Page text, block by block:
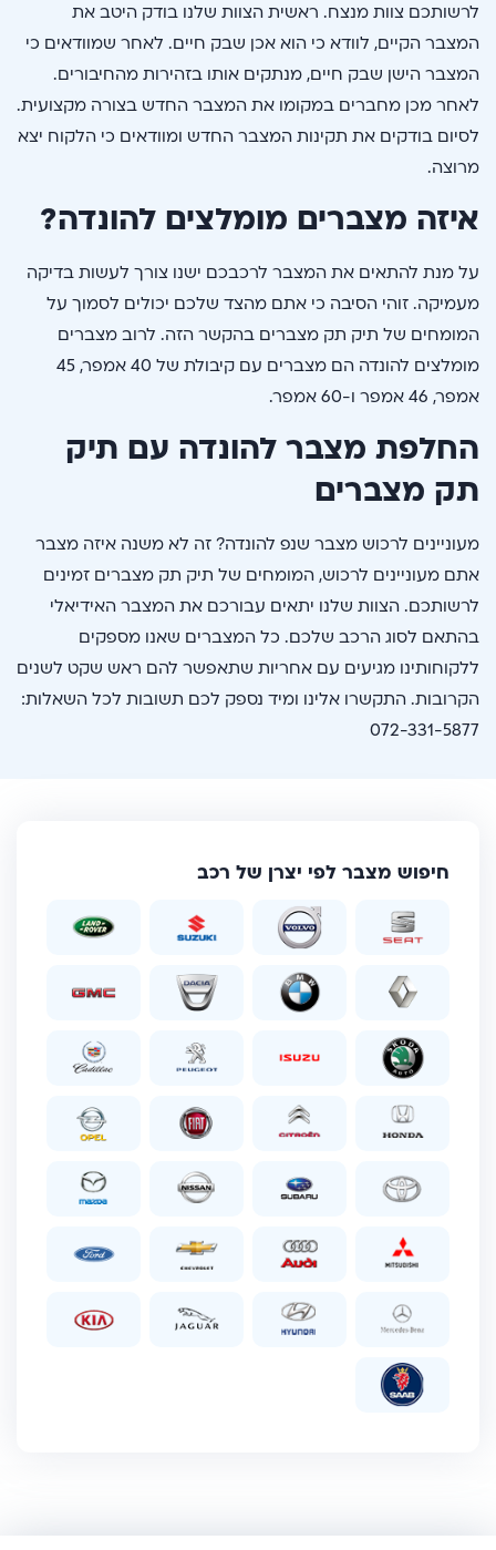
לרשותכם צוות מנצח. ראשית הצוות שלנו בודק היטב את
המצבר הקיים, לוודא כי הוא אכן שבק חיים. לאחר שמוודאים כי
המצבר הישן שבק חיים, מנתקים אותו בזהירות מהחיבורים.
לאחר מכן מחברים במקומו את המצבר החדש בצורה מקצועית.
לסיום בודקים את תקינות המצבר החדש ומוודאים כי הלקוח יצא
מרוצה.
איזה מצברים מומלצים להונדה?
על מנת להתאים את המצבר לרכבכם ישנו צורך לעשות בדיקה
מעמיקה. זוהי הסיבה כי אתם מהצד שלכם יכולים לסמוך על
המומחים של תיק תק מצברים בהקשר הזה. לרוב מצברים
מומלצים להונדה הם מצברים עם קיבולת של 40 אמפר, 45
אמפר, 46 אמפר ו-60 אמפר.
החלפת מצבר להונדה עם תיק
תק מצברים
מעוניינים לרכוש מצבר שנפ להונדה? זה לא משנה איזה מצבר
אתם מעוניינים לרכוש, המומחים של תיק תק מצברים זמינים
לרשותכם. הצוות שלנו יתאים עבורכם את המצבר האידיאלי
בהתאם לסוג הרכב שלכם. כל המצברים שאנו מספקים
ללקוחותינו מגיעים עם אחריות שתאפשר להם ראש שקט לשנים
הקרובות. התקשרו אלינו ומיד נספק לכם תשובות לכל השאלות:
072-331-5877
חיפוש מצבר לפי יצרן של רכב